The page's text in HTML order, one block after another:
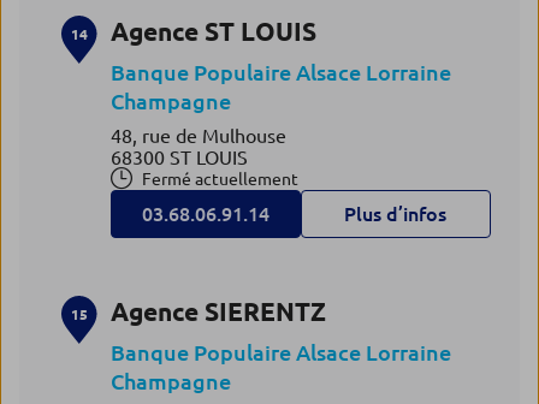
14 Agence ST LOUIS
Banque Populaire Alsace Lorraine
Champagne
48, rue de Mulhouse
68300 ST LOUIS
Fermé actuellement
03.68.06.91.14 Plus d’infos
15 Agence SIERENTZ
Banque Populaire Alsace Lorraine
Champagne